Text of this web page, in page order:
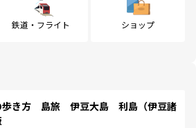
鉄道・フライト ショップ
歩き方 島旅 伊豆大島 利島（伊豆諸